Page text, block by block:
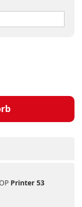
Printer 53